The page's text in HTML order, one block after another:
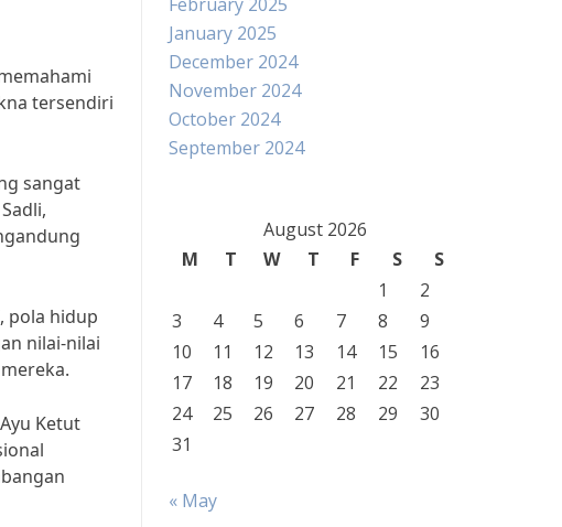
tersendiri
sangat
pola hidup
nilai-nilai
Ketut
January 2025
December 2024
November 2024
October 2024
September 2024
August 2026
M
T W T F S
S
1
2
3
4 5 6 7 8
9
10
11 12 13 14 15
16
17
18 19 20 21 22
23
24
25 26 27 28 29
30
31
« May